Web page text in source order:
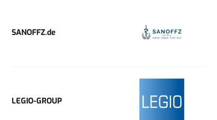
SANOFFZ.de
LEGIO-GROUP